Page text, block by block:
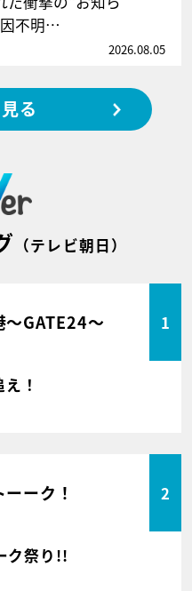
不明…
2026.08.05
る
（テレビ朝日）
～GATE24～ 1
！
ーク！ 2
ク祭り!!